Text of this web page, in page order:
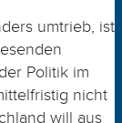
umtrieb, ist
Politik im
nicht
will aus